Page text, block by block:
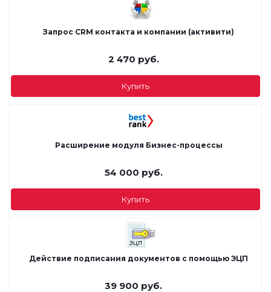
Запрос CRM контакта и компании (активити)
2 470 руб.
Купить
Расширение модуля Бизнес-процессы
54 000 руб.
Купить
Действие подписания документов с помощью ЭЦП
39 900 руб.